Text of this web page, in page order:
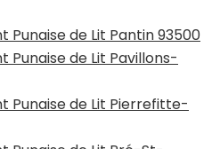
de Lit Pantin 93500
de Lit Pavillons-
Punaise de Lit Pierrefitte-